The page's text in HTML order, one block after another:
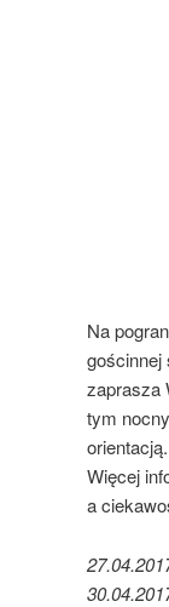
Na
gościnnej
zaprasza
tym
orientacją.
Więcej
a